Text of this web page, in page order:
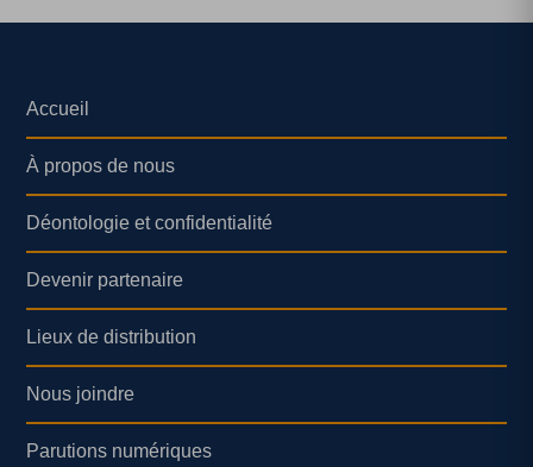
Accueil
À propos de nous
Déontologie et confidentialité
Devenir partenaire
Lieux de distribution
Nous joindre
Parutions numériques